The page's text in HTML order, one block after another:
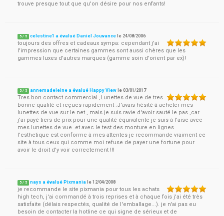
trouve presque tout que qu'on désire pour nos enfants!
5 / 5 celestine1 a évalué Daniel Jouvance le 24/08/2006
toujours des offres et cadeaux sympa: cependant j'ai
l'impression que certaines gammes sont aussi chères que les
gammes luxes d'autres marques (gamme soin d'orient par ex)!
5 / 5 annemadeleine a évalué Happy View le03/01/2017
Tres bon contact commercial ,Lunettes de vue de tres
bonne qualité et reçues rapidement .J'avais hésité à acheter mes
lunettes de vue sur le net , mais je suis ravie d'avoir sauté le pas ,car
j'ai payé tiers de prix pour une qualité équivalente je suis à l'aise avec
mes lunettes de vue .et avec le test des monture en lignes
l'esthetique est conforme à mes attentes je recommande vraiment ce
site à tous ceux qui comme moi refuse de payer une fortune pour
avoir le droit d'y voir correctement !!!
5 / 5 nays a évalué Pixmania le12/04/2008
je recommande le site pixmania pour tous les achats
high tech, j'ai commandé à trois reprises et à chaque fois j'ai été très
satisfaite (délais respectés, qualité de l'emballage...). je n'ai pas eu
besoin de contacter la hotline ce qui signe de sérieux et de